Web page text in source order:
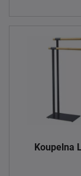
Koupelna